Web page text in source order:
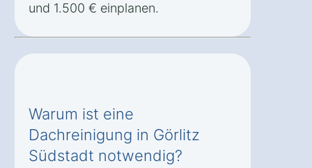
und 1.500 € einplanen.
Warum ist eine
Dachreinigung in Görlitz
Südstadt notwendig?